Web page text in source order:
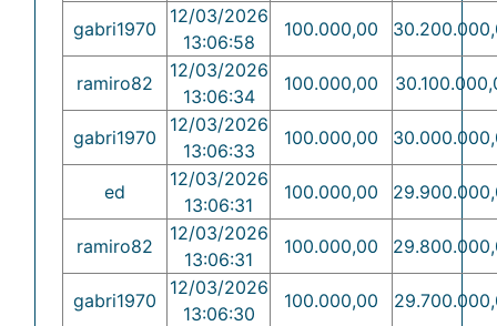
gabri1970
12/03/2026
13:06:58
100.000,00
ramiro82
12/03/2026
13:06:34
100.000,00
gabri1970
12/03/2026
13:06:33
100.000,00
ed
12/03/2026
13:06:31
100.000,00
ramiro82
12/03/2026
13:06:31
100.000,00
gabri1970
12/03/2026
13:06:30
100.000,00